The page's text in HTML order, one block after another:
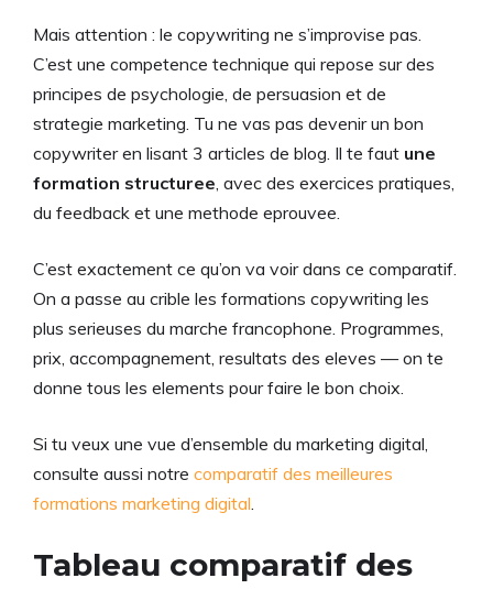
Mais attention : le copywriting ne s’improvise pas.
C’est une competence technique qui repose sur des
principes de psychologie, de persuasion et de
strategie marketing. Tu ne vas pas devenir un bon
copywriter en lisant 3 articles de blog. Il te faut une
formation structuree , avec des exercices pratiques,
du feedback et une methode eprouvee.
C’est exactement ce qu’on va voir dans ce comparatif.
On a passe au crible les formations copywriting les
plus serieuses du marche francophone. Programmes,
prix, accompagnement, resultats des eleves — on te
donne tous les elements pour faire le bon choix.
Si tu veux une vue d’ensemble du marketing digital,
consulte aussi notre comparatif des meilleures
formations marketing digital
Tableau comparatif des